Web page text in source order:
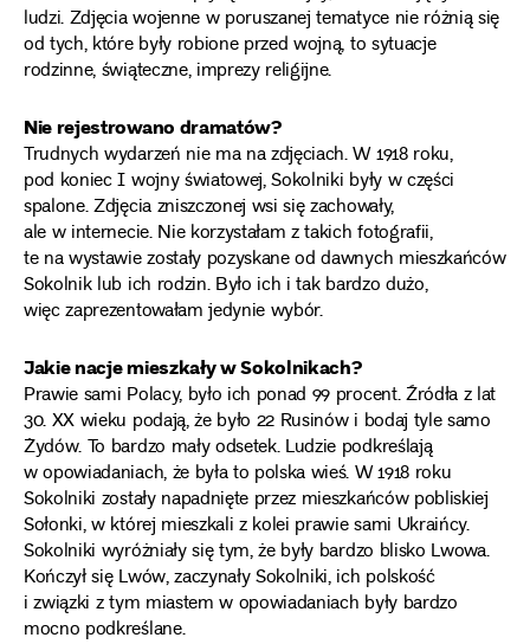
ludzi. Zdjęcia wojenne w poruszanej tematyce nie różnią się
od tych, które były robione przed wojną, to sytuacje
rodzinne, świąteczne, imprezy religijne.
Nie rejestrowano dramatów?
Trudnych wydarzeń nie ma na zdjęciach. W 1918 roku,
pod koniec I wojny światowej, Sokolniki były w części
spalone. Zdjęcia zniszczonej wsi się zachowały,
ale w internecie. Nie korzystałam z takich fotografii,
te na wystawie zostały pozyskane od dawnych mieszkańców
Sokolnik lub ich rodzin. Było ich i tak bardzo dużo,
więc zaprezentowałam jedynie wybór.
Jakie nacje mieszkały w Sokolnikach?
Prawie sami Polacy, było ich ponad 99 procent. Źródła z lat
30. XX wieku podają, że było 22 Rusinów i bodaj tyle samo
Żydów. To bardzo mały odsetek. Ludzie podkreślają
w opowiadaniach, że była to polska wieś. W 1918 roku
Sokolniki zostały napadnięte przez mieszkańców pobliskiej
Sołonki, w której mieszkali z kolei prawie sami Ukraińcy.
Sokolniki wyróżniały się tym, że były bardzo blisko Lwowa.
Kończył się Lwów, zaczynały Sokolniki, ich polskość
i związki z tym miastem w opowiadaniach były bardzo
mocno podkreślane.